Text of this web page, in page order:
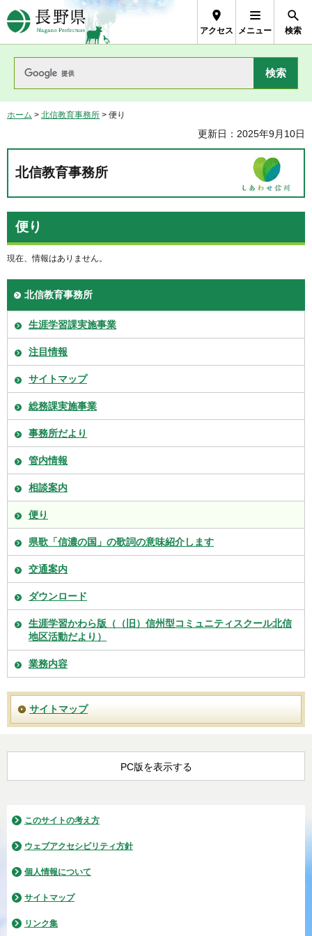
長野県Nagano Prefecture
アクセス メニュー 検索
ホーム > 北信教育事務所 > 便り
更新日：2025年9月10日
北信教育事務所
便り
現在、情報はありません。
北信教育事務所
生涯学習課実施事業
注目情報
サイトマップ
総務課実施事業
事務所だより
管内情報
相談案内
便り
県歌「信濃の国」の歌詞の意味紹介します
交通案内
ダウンロード
生涯学習かわら版（（旧）信州型コミュニティスクール北信
地区活動だより）
業務内容
サイトマップ
PC版を表示する
このサイトの考え方
ウェブアクセシビリティ方針
個人情報について
サイトマップ
リンク集